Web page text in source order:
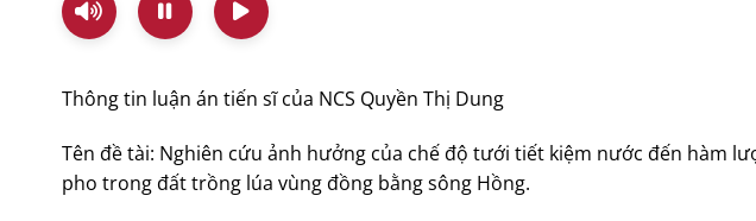
Thông tin luận án tiến sĩ của NCS Quyền Thị Dung
Tên đề tài: Nghiên cứu ảnh hưởng của chế độ tưới tiết kiệm nước đến hàm
pho trong đất trồng lúa vùng đồng bằng sông Hồng.